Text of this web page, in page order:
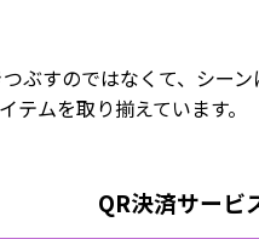
ぶすのではなくて、シーン
ムを取り揃えています。
QR決済サービ